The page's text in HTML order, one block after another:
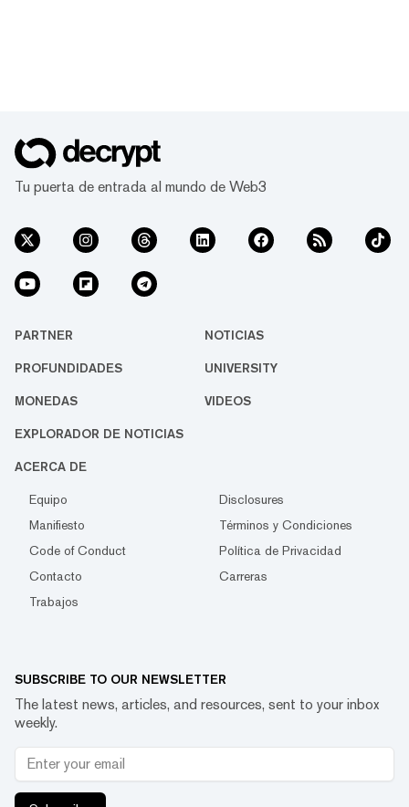
Tu puerta de entrada al mundo de Web3
PARTNER NOTICIAS
PROFUNDIDADES UNIVERSITY
MONEDAS VIDEOS
EXPLORADOR DE NOTICIAS
ACERCA DE
Equipo
Disclosures
Manifiesto
Términos y Condiciones
Code of Conduct
Política de Privacidad
Contacto
Carreras
Trabajos
SUBSCRIBE TO OUR NEWSLETTER
The latest news, articles, and resources, sent to your inbox
weekly.